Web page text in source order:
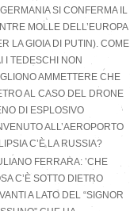
GERMANIA SI CONFERMA IL
MOLLE DELL’EUROPA
LA GIOIA DI PUTIN). COME
I TEDESCHI NON
AMMETTERE CHE
AL CASO DEL DRONE
DI ESPLOSIVO
ALL’AEROPORTO
C’È LA RUSSIA?
FERRARA: ’CHE
C’È SOTTO DIETRO
A LATO DEL “SIGNOR